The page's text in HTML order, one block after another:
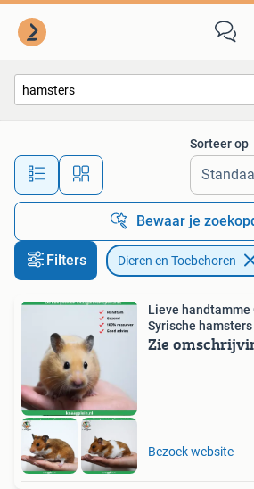
Alle afstanden…
Sorteer op
Bewaar je
Filters Dieren en Toebehoren
Lieve
Syrische hamsters
Zie
Bezoek website